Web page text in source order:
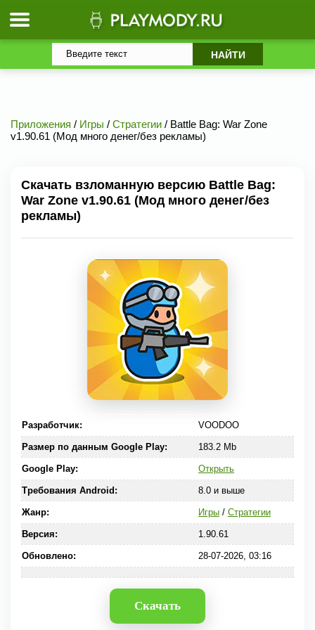
Приложения / Игры / Стратегии / Battle Bag: War Zone
v1.90.61 (Мод много денег/без рекламы)
Скачать взломанную версию Battle Bag:
War Zone v1.90.61 (Мод много денег/без
рекламы)
Разработчик: VOODOO
Размер по данным Google Play: 183.2 Mb
Google Play: Открыть
Требования Android: 8.0 и выше
Жанр: Игры/ Стратегии
Версия: 1.90.61
Обновлено: 28-07-2026, 03:16
Скачать